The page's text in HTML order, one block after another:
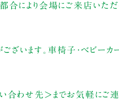
都合により会場にご来店いた
います。車椅子・ベビーカ
合わせ先＞までお気軽にご